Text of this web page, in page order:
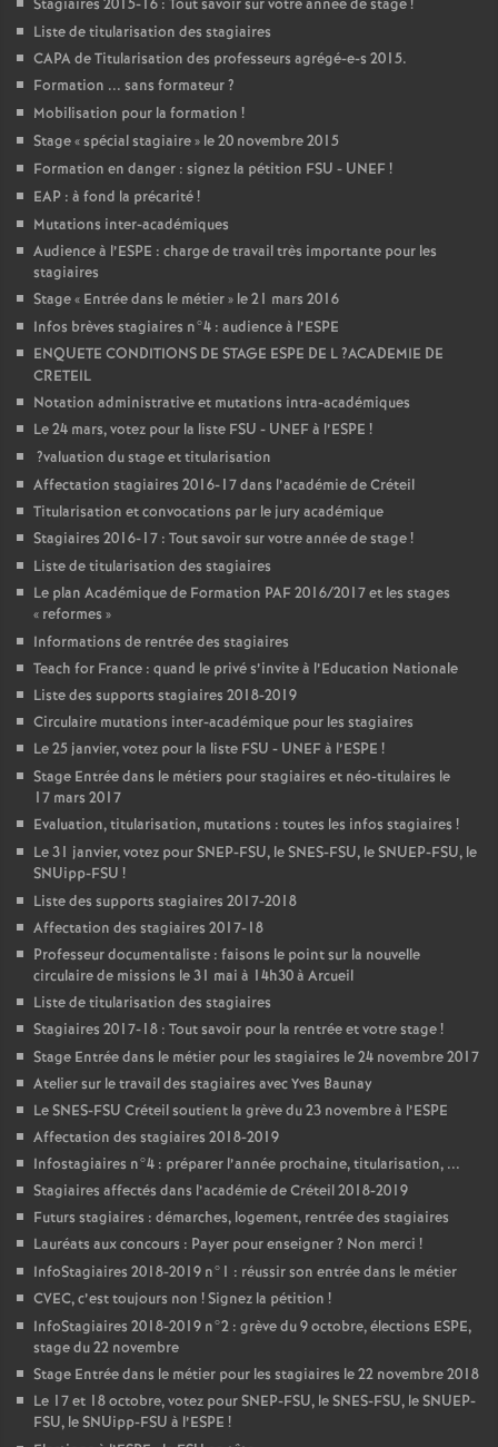
Stagiaires 2015-16 : Tout savoir sur votre année de stage !
Liste de titularisation des stagiaires
CAPAde Titularisation des professeurs agrégé-e-s 2015.
Formation ... sans formateur?
Mobilisation pour la formation !
Stage «spécial stagiaire» le 20 novembre 2015
Formation en danger : signez la pétition FSU - UNEF!
EAP : à fond la précarité!
Mutations inter-académiques
Audience à l’ESPE : charge de travail très importante pour les
stagiaires
Stage « Entrée dans le métier» le 21 mars 2016
Infos brèves stagiaires n°4 : audience à l’ESPE
ENQUETE CONDITIONS DE STAGE ESPE DE L?ACADEMIE DE
CRETEIL
Notation administrative et mutations intra-académiques
Le 24 mars, votez pour la liste FSU - UNEFà l’ESPE !
?valuation du stage et titularisation
Affectation stagiaires 2016-17 dans l’académie de Créteil
Titularisation et convocations par le jury académique
Stagiaires 2016-17 : Tout savoir sur votre année de stage!
Liste de titularisation des stagiaires
Le plan Académique de Formation PAF2016/2017 et les stages
« reformes »
Informations de rentrée des stagiaires
Teach for France : quand le privé s’invite à l’Education Nationale
Liste des supports stagiaires 2018-2019
Circulaire mutations inter-académique pour les stagiaires
Le 25 janvier, votez pour la liste FSU - UNEFà l’ESPE !
Stage Entrée dans le métiers pour stagiaires et néo-titulaires le
17 mars 2017
Evaluation, titularisation, mutations : toutes les infos stagiaires !
Le 31 janvier, votez pourSNEP-FSU, leSNES-FSU, leSNUEP-FSU, le
SNUipp-FSU !
Liste des supports stagiaires 2017-2018
Affectation des stagiaires 2017-18
Professeur documentaliste : faisons le point sur la nouvelle
circulaire de missions le 31 mai à 14h30 à Arcueil
Liste de titularisation des stagiaires
Stagiaires 2017-18 : Tout savoir pour la rentrée et votre stage!
Stage Entrée dans le métier pour les stagiaires le 24 novembre 2017
Atelier sur le travail des stagiaires avec Yves Baunay
LeSNES-FSU Créteil soutient la grève du 23 novembre à l’ESPE
Affectation des stagiaires 2018-2019
Infostagiaires n°4 : préparer l’année prochaine, titularisation, ...
Stagiaires affectés dans l’académie de Créteil 2018-2019
Futurs stagiaires : démarches, logement, rentrée des stagiaires
Lauréats aux concours : Payer pour enseigner? Non merci !
InfoStagiaires 2018-2019 n°1 : réussir son entrée dans le métier
CVEC, c’est toujours non ! Signez la pétition !
InfoStagiaires 2018-2019 n°2 : grève du 9 octobre, élections ESPE,
stage du 22 novembre
Stage Entrée dans le métier pour les stagiaires le 22 novembre 2018
Le 17 et 18 octobre, votez pourSNEP-FSU, leSNES-FSU, leSNUEP-
FSU, le SNUipp-FSU à l’ESPE !